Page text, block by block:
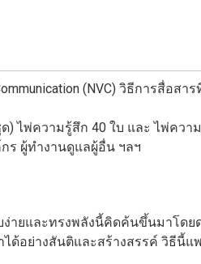
(NVC) วิธีการสื่อสาร
ไพ่ความรู้สึก 40 ใบ และ ไพ่ควา
ร ผู้ทำงานดูแลผู้อื่น ฯลฯ
ง่ายและทรงพลังนี้คิดค้นขึ้นมาโดย
ได้อย่างสันติและสร้างสรรค์ วิธีนี้แ